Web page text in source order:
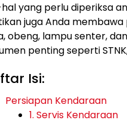
yang perlu diperiksa
juga Anda
obeng, lampu senter,
penting seperti
Isi:
Persiapan Kendaraan
1. Servis Kendaraan